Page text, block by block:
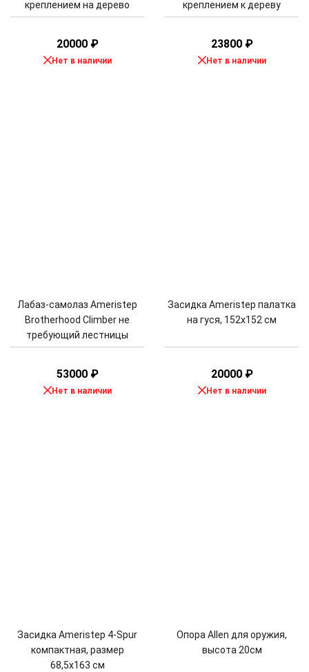
креплением на дерево
20000 ₽
Нет в наличии
креплением к дереву
23800 ₽
Нет в наличии
Лабаз-самолаз Ameristep
Brotherhood Climber не
требующий лестницы
53000 ₽
Нет в наличии
Засидка Ameristep палатка
на гуся, 152x152 см
20000 ₽
Нет в наличии
Засидка Ameristep 4-Spur
компактная, размер
68,5х163 см
Опора Allen для оружия,
высота 20см